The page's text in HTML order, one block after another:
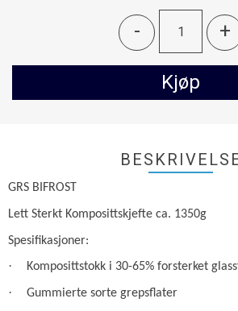
- +
Kjøp
GRS BIFROST
Lett Sterkt Komposittskjefte ca. 1350g
Spesifikasjoner:
· Komposittstokk i 30-65% forsterket
· Gummierte sorte grepsflater